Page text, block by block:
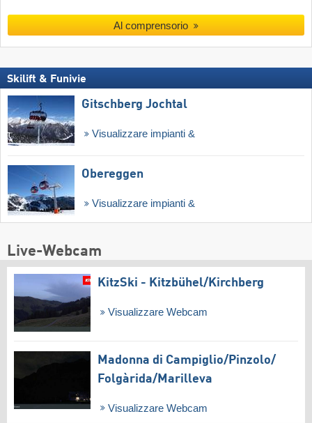
Al comprensorio
Skilift & Funivie
Gitschberg Jochtal
Visualizzare impianti &
Obereggen
Visualizzare impianti &
Live-Webcam
KitzSki - Kitzbühel/​Kirchberg
Visualizzare Webcam
Madonna di Campiglio/​Pinzolo/​
Folgàrida/​Marilleva
Visualizzare Webcam